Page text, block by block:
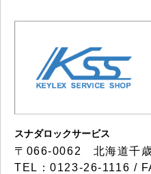
スナダロックサービス
〒066-0062 北海道千
TEL：0123-26-1116 /